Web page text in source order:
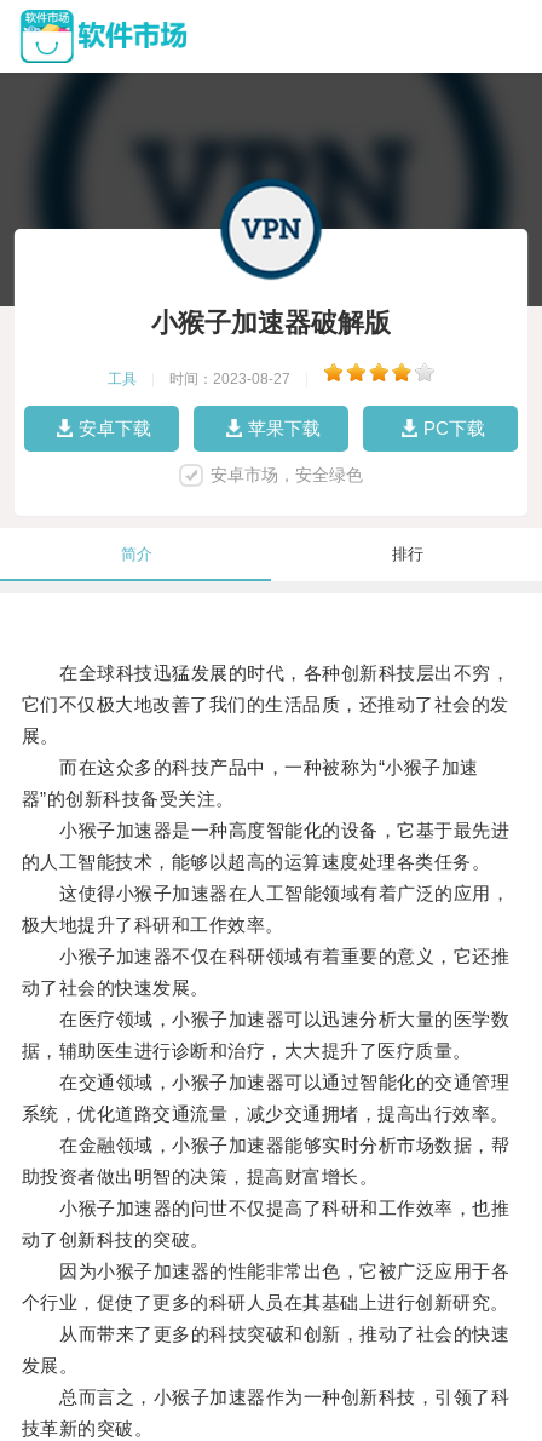
小猴子加速器破解版
工具 时间：2023-08-27
安卓下载 苹果下载 PC下载
安卓市场，安全绿色
简介 排行
在全球科技迅猛发展的时代，各种创新科技层出不穷，
它们不仅极大地改善了我们的生活品质，还推动了社会的发
展。
而在这众多的科技产品中，一种被称为“小猴子加速
器”的创新科技备受关注。
小猴子加速器是一种高度智能化的设备，它基于最先进
的人工智能技术，能够以超高的运算速度处理各类任务。
这使得小猴子加速器在人工智能领域有着广泛的应用，
极大地提升了科研和工作效率。
小猴子加速器不仅在科研领域有着重要的意义，它还推
动了社会的快速发展。
在医疗领域，小猴子加速器可以迅速分析大量的医学数
据，辅助医生进行诊断和治疗，大大提升了医疗质量。
在交通领域，小猴子加速器可以通过智能化的交通管理
系统，优化道路交通流量，减少交通拥堵，提高出行效率。
在金融领域，小猴子加速器能够实时分析市场数据，帮
助投资者做出明智的决策，提高财富增长。
小猴子加速器的问世不仅提高了科研和工作效率，也推
动了创新科技的突破。
因为小猴子加速器的性能非常出色，它被广泛应用于各
个行业，促使了更多的科研人员在其基础上进行创新研究。
从而带来了更多的科技突破和创新，推动了社会的快速
发展。
总而言之，小猴子加速器作为一种创新科技，引领了科
技革新的突破。